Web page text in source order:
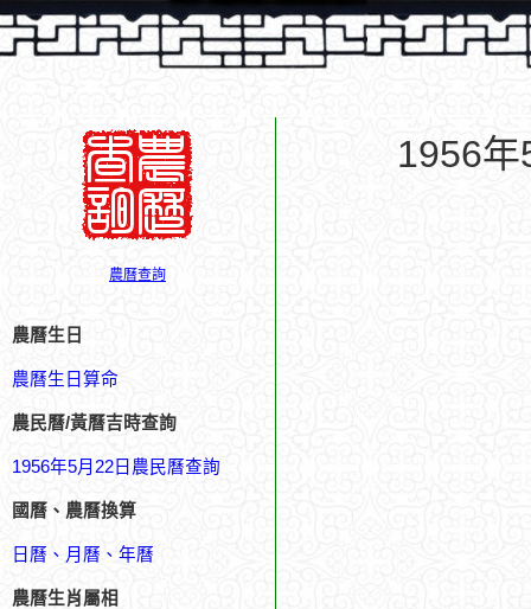
農曆查詢
農曆生日
農曆生日算命
農民曆/黃曆吉時查詢
1956年5月22日農民曆查詢
國曆、農曆換算
日曆、月曆、年曆
農曆生肖屬相
1956